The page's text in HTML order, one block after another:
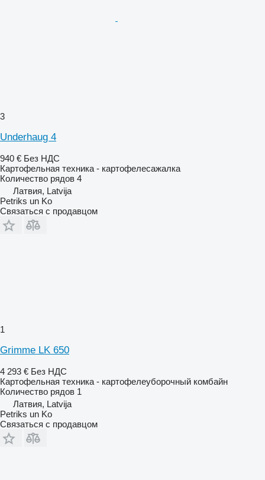
3
Underhaug 4
940 € Без НДС
Картофельная техника - картофелесажалка
Количество рядов 4
Латвия, Latvija
Petriks un Ko
Связаться с продавцом
1
Grimme LK 650
4 293 € Без НДС
Картофельная техника - картофелеуборочный комбайн
Количество рядов 1
Латвия, Latvija
Petriks un Ko
Связаться с продавцом